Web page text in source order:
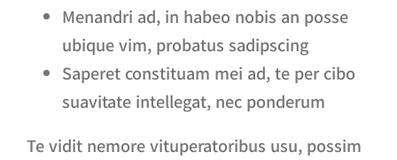
Menandri ad, in habeo nobis an posse
ubique vim, probatus sadipscing
Saperet constituam mei ad, te per cibo
suavitate intellegat, nec ponderum
Te vidit nemore vituperatoribus usu, possim